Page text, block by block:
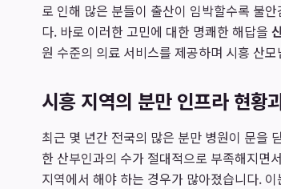
로 인해 많은 분들이 출산이 임박할수록 불
다. 바로 이러한 고민에 대한 명쾌한 해답을
원 수준의 의료 서비스를 제공하며 시흥 산
시흥 지역의 분만 인프라 현황
최근 몇 년간 전국의 많은 분만 병원이 문을
한 산부인과의 수가 절대적으로 부족해지면
지역에서 해야 하는 경우가 많아졌습니다.